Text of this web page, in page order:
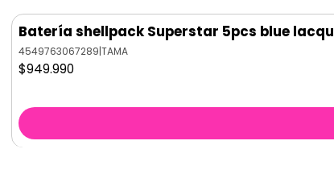
Batería shellpack Superstar 5pcs blue
4549763067289|TAMA
$949.990